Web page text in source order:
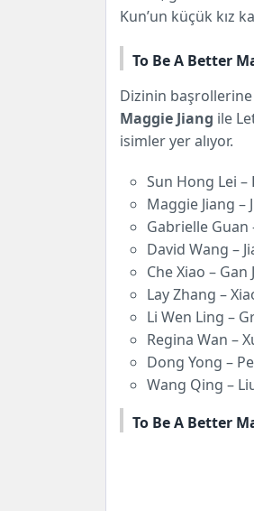
Kun’un küçük kız
To Be A Better
Dizinin başrollerine
Maggie Jiang ile
isimler yer alıyor.
Sun Hong Lei –
Maggie Jiang –
Gabrielle Guan
David Wang –
Che Xiao – Gan
Lay Zhang –
Li Wen Ling –
Regina Wan –
Dong Yong –
Wang Qing –
To Be A Better